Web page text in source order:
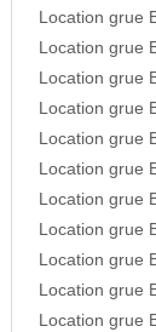
Location grue
Location grue
Location grue
Location grue
Location grue
Location grue
Location grue
Location grue
Location grue
Location grue
Location grue